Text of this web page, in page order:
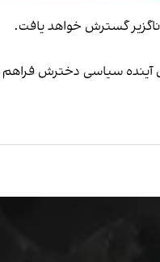
ناگزیر گسترش خواهد یافت.
آینده سیاسی دخترش فراهم